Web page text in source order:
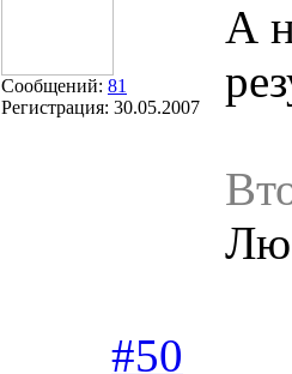
Сообщений: 81
Регистрация: 30.05.2007
А
#50